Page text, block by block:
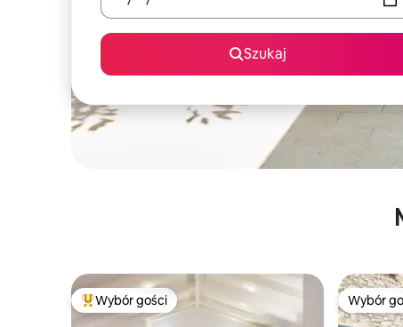
Szukaj
Najpopularniejsze z kategorii Wybór gości
Wybór gości Wybór
Wybór